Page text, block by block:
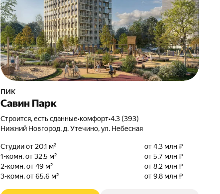
ПИК
Савин Парк
Строится, есть сданные•комфорт•4.3 (393)
Нижний Новгород, д. Утечино, ул. Небесная
Студии от 20,1 м²
от 4,3 млн ₽
1-комн. от 32,5 м²
от 5,7 млн ₽
2-комн. от 49 м²
от 8,2 млн ₽
3-комн. от 65,6 м²
от 9,8 млн ₽